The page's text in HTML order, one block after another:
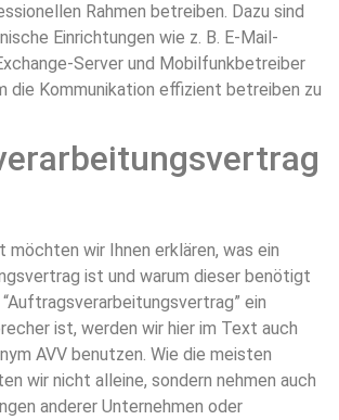
Rahmen betreiben. Dazu sind
Einrichtungen wie z. B. E-Mail-
Server und Mobilfunkbetreiber
die Kommunikation effizient betreiben zu
möchten wir Ihnen erklären, was ein
ist und warum dieser benötigt
ein
ist, werden wir hier im Text auch
AVV benutzen. Wie die meisten
wir nicht alleine, sondern nehmen auch
anderer Unternehmen oder